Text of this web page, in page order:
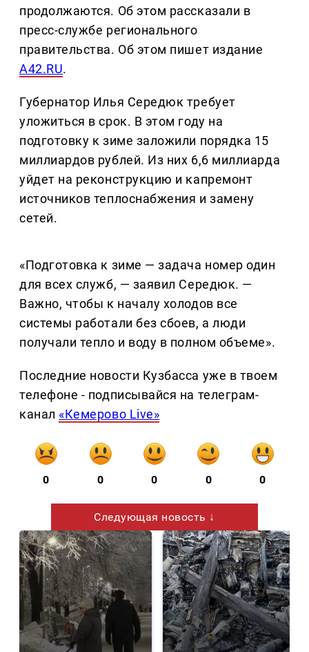
продолжаются. Об этом рассказали в
пресс-службе регионального
правительства. Об этом пишет издание
A42.RU.
Губернатор Илья Середюк требует
уложиться в срок. В этом году на
подготовку к зиме заложили порядка 15
миллиардов рублей. Из них 6,6 миллиарда
уйдет на реконструкцию и капремонт
источников теплоснабжения и замену
сетей.
«Подготовка к зиме — задача номер один
для всех служб, — заявил Середюк. —
Важно, чтобы к началу холодов все
системы работали без сбоев, а люди
получали тепло и воду в полном объеме».
Последние новости Кузбасса уже в твоем
телефоне - подписывайся на телеграм-
канал «Кемерово Live»
0 0 0 0 0
Следующая новость ↓